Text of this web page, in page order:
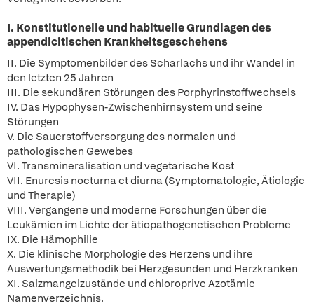
I. Konstitutionelle und habituelle Grundlagen des
appendicitischen Krankheitsgeschehens
II. Die Symptomenbilder des Scharlachs und ihr Wandel in
den letzten 25 Jahren
III. Die sekundären Störungen des Porphyrinstoffwechsels
IV. Das Hypophysen-Zwischenhirnsystem und seine
Störungen
V. Die Sauerstoffversorgung des normalen und
pathologischen Gewebes
VI. Transmineralisation und vegetarische Kost
VII. Enuresis nocturna et diurna (Symptomatologie, Ätiologie
und Therapie)
VIII. Vergangene und moderne Forschungen über die
Leukämien im Lichte der ätiopathogenetischen Probleme
IX. Die Hämophilie
X. Die klinische Morphologie des Herzens und ihre
Auswertungsmethodik bei Herzgesunden und Herzkranken
XI. Salzmangelzustände und chloroprive Azotämie
Namenverzeichnis.